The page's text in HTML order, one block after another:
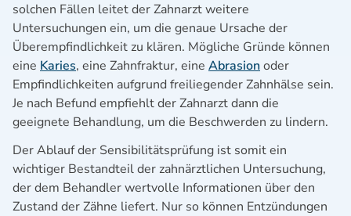
solchen Fällen leitet der Zahnarzt weitere
Untersuchungen ein, um die genaue Ursache der
Überempfindlichkeit zu klären. Mögliche Gründe können
eine Karies, eine Zahnfraktur, eine Abrasionoder
Empfindlichkeiten aufgrund freiliegender Zahnhälse sein.
Je nach Befund empfiehlt der Zahnarzt dann die
geeignete Behandlung, um die Beschwerden zu lindern.
Der Ablauf der Sensibilitätsprüfung ist somit ein
wichtiger Bestandteil der zahnärztlichen Untersuchung,
der dem Behandler wertvolle Informationen über den
Zustand der Zähne liefert. Nur so können Entzündungen